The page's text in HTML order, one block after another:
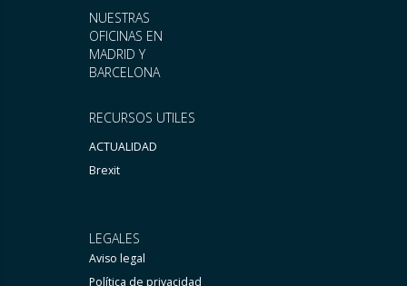
RECURSOS UTILES
ACTUALIDAD
Brexit
NUESTRAS
OFICINAS EN
MADRID Y
BARCELONA
LEGALES
Aviso legal
Política de privacidad